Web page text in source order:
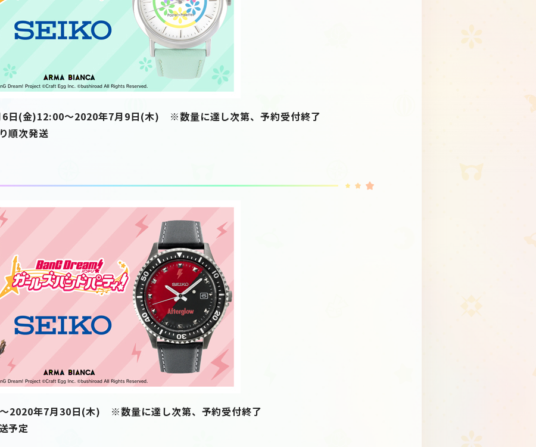
6日(金)12:00～2020年7月9日(木) ※数量に達し次第、予約受付終了
順次発送
2020年7月30日(木) ※数量に達し次第、予約受付終了
予定